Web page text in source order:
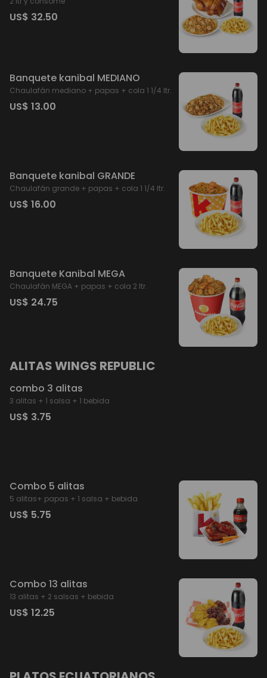
US$ 32.50
Banquete kanibal MEDIANO
Chaulafán mediano + papas + cola 1 1/4 ltr.
US$ 13.00
Banquete kanibal GRANDE
Chaulafán grande + papas + cola 1 1/4 ltr.
US$ 16.00
Banquete Kanibal MEGA
Chaulafán MEGA + papas + cola 2 ltr.
US$ 24.75
ALITAS WINGS REPUBLIC
combo 3 alitas
3 alitas + 1 salsa + 1 bebida
US$ 3.75
Combo 5 alitas
5 alitas+ papas + 1 salsa + bebida
US$ 5.75
Combo 13 alitas
13 alitas + 2 salsas + bebida
US$ 12.25